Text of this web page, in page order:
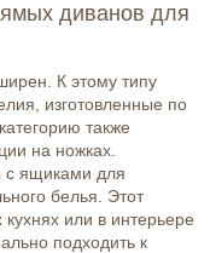
диванов для
К этому типу
изготовленные по
также
на ножках.
с ящиками для
белья. Этот
или в интерьере
подходить к